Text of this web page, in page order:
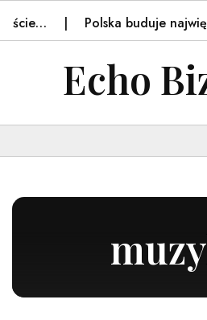
Polska buduje największy
Echo